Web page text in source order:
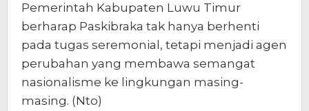
Pemerintah Kabupaten Luwu Timur
berharap Paskibraka tak hanya berhenti
pada tugas seremonial, tetapi menjadi agen
perubahan yang membawa semangat
nasionalisme ke lingkungan masing-
masing. (Nto)